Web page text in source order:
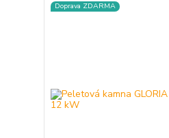
Doprava ZDARMA